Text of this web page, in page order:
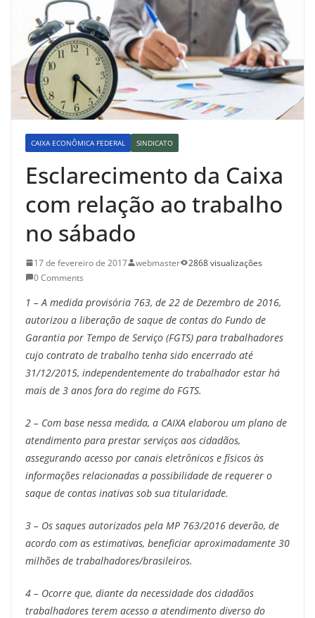
CAIXA ECONÔMICA FEDERAL SINDICATO
Esclarecimento da Caixa
com relação ao trabalho
no sábado
17 de fevereiro de 2017 webmaster
2868 visualizações
0 Comments
1 – A medida provisória 763, de 22 de Dezembro de 2016,
autorizou a liberação de saque de contas do Fundo de
Garantia por Tempo de Serviço (FGTS) para trabalhadores
cujo contrato de trabalho tenha sido encerrado até
31/12/2015, independentemente do trabalhador estar há
mais de 3 anos fora do regime do FGTS.
2 – Com base nessa medida, a CAIXA elaborou um plano de
atendimento para prestar serviços aos cidadãos,
assegurando acesso por canais eletrônicos e físicos às
informações relacionadas a possibilidade de requerer o
saque de contas inativas sob sua titularidade.
3 – Os saques autorizados pela MP 763/2016 deverão, de
acordo com as estimativas, beneficiar aproximadamente 30
milhões de trabalhadores/brasileiros.
4 – Ocorre que, diante da necessidade dos cidadãos
trabalhadores terem acesso a atendimento diverso do